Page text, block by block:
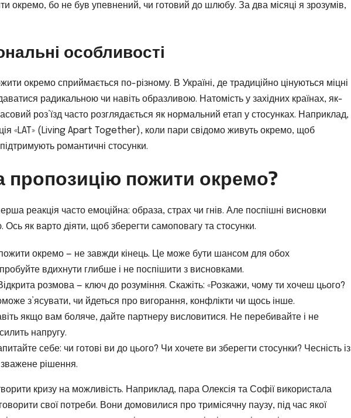
окремо, бо не був упевнений, чи готовий до шлюбу. За два місяці я зрозумів,
особливості
окремо сприймається по-різному. В Україні, де традиційно цінуються міцні
радикальною чи навіть образливою. Натомість у західних країнах, як-
роз’їзд часто розглядається як нормальний етап у стосунках. Наприклад,
«LAT» (Living Apart Together), коли пари свідомо живуть окремо, щоб
романтичні стосунки.
пропозицію пожити окремо?
реакція часто емоційна: образа, страх чи гнів. Але поспішні висновки
як варто діяти, щоб зберегти самоповагу та стосунки.
окремо — не завжди кінець. Це може бути шансом для обох
вдихнути глибше і не поспішити з висновками.
розмова — ключ до розуміння. Скажіть: «Розкажи, чому ти хочеш цього?
з’ясувати, чи йдеться про вигорання, конфлікти чи щось інше.
якщо вам боляче, дайте партнеру висловитися. Не перебивайте і не
напругу.
себе: чи готові ви до цього? Чи хочете ви зберегти стосунки? Чесність із
рішення.
кризу на можливість. Наприклад, пара Олексія та Софії використала
свої потреби. Вони домовилися про тримісячну паузу, під час якої